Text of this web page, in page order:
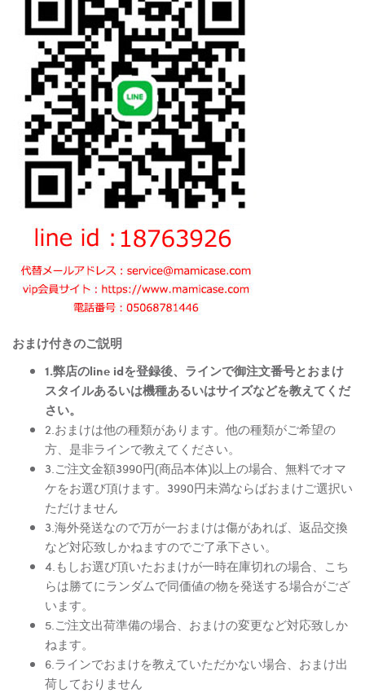
おまけ付きのご説明
1.弊店のline idを登録後、ラインで御注文番号とおまけ
スタイルあるいは機種あるいはサイズなどを教えてくだ
さい。
2.おまけは他の種類があります。他の種類がご希望の
方、是非ラインで教えてください。
3.ご注文金額3990円(商品本体)以上の場合、無料でオマ
ケをお選び頂けます。3990円未満ならばおまけご選択い
ただけません
3.海外発送なので万が一おまけは傷があれば、返品交換
など対応致しかねますのでご了承下さい。
4.もしお選び頂いたおまけが一時在庫切れの場合、こち
らは勝てにランダムで同価値の物を発送する場合がござ
います。
5.ご注文出荷準備の場合、おまけの変更など対応致しか
ねます。
6.ラインでおまけを教えていただかない場合、おまけ出
荷しておりません